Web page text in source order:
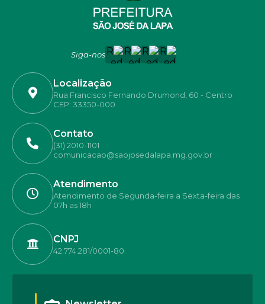
Siga-nos
Localização
Rua Francisco Fernando Drumond, 60 - Centro
CEP: 33350-000
Contato
(31) 2010-1101
comunicacao@saojosedalapa.mg.gov.br
Atendimento
Atendimento de Segunda-feira a Sexta-feira das
07h as 18h
CNPJ
42.774.281/0001-80